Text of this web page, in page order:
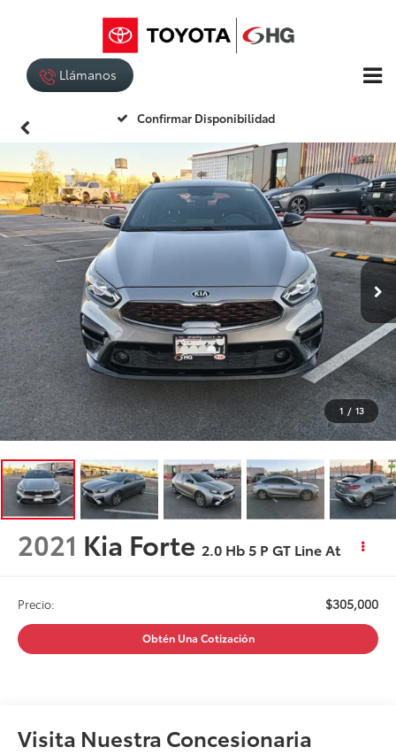
Llámanos
Confirmar Disponibilidad
1 / 13
2021 Kia Forte 2.0 Hb 5 P GT Line At
Precio: $305,000
Obtén Una Cotización
Visita Nuestra Concesionaria